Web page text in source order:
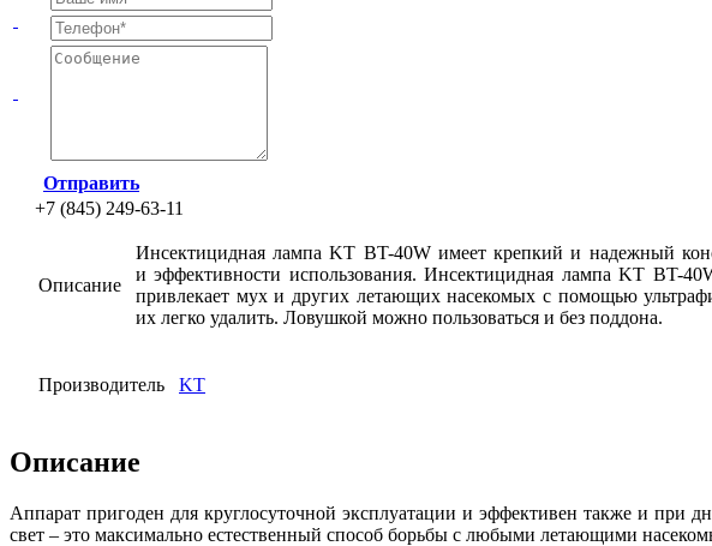
Отправить
+7 (845) 249-63-11
Описание
Инсектицидная лампа KT BT-40W имеет крепкий и надежный
и эффективности использования. Инсектицидная лампа KT BT-
привлекает мух и других летающих насекомых с помощью
их легко удалить. Ловушкой можно пользоваться и без поддона.
Производитель KT
Описание
Аппарат пригоден для круглосуточной эксплуатации и эффективен также и при
свет – это максимально естественный способ борьбы с любыми летающими